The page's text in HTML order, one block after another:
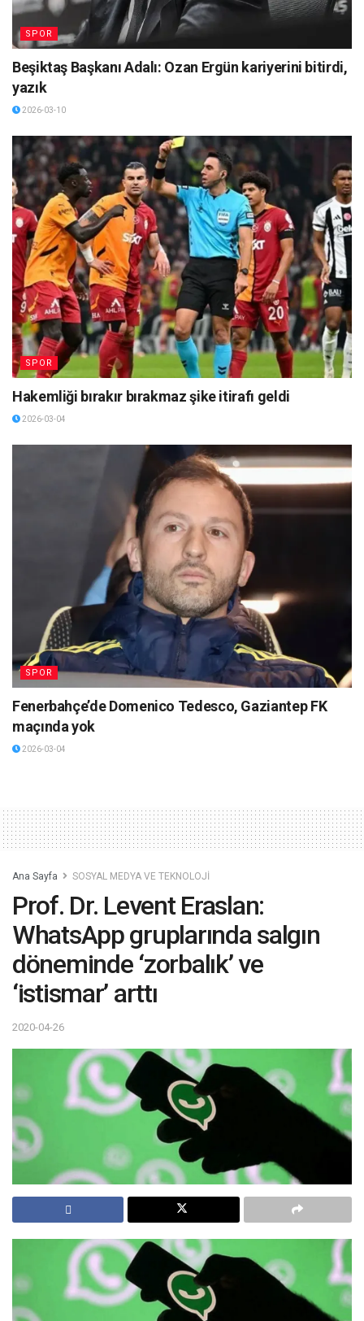
SPOR
Beşiktaş Başkanı Adalı: Ozan Ergün kariyerini bitirdi,
yazık
2026-03-10
SPOR
Hakemliği bırakır bırakmaz şike itirafı geldi
2026-03-04
SPOR
Fenerbahçe’de Domenico Tedesco, Gaziantep FK
maçında yok
2026-03-04
Ana Sayfa SOSYAL MEDYA VE TEKNOLOJİ
Prof. Dr. Levent Eraslan:
WhatsApp gruplarında salgın
döneminde ‘zorbalık’ ve
‘istismar’ arttı
2020-04-26